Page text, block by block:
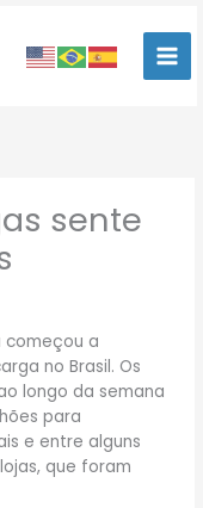
sente
começou a
no Brasil. Os
longo da semana
para
e entre alguns
que foram